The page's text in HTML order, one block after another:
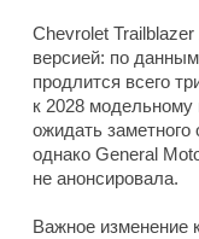
Chevrolet Trailblazer
версией: по
продлится всего
к 2028 модельному
ожидать
однако General
не анонсировала.
Важное изменение